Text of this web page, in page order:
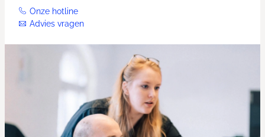
Onze hotline
Advies vragen